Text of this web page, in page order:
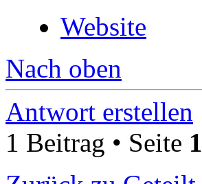
Website
Nach oben
Antwort erstellen
1 Beitrag • Seite 1